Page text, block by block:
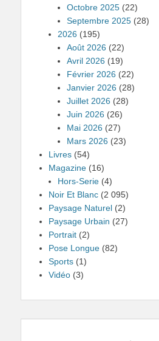
Octobre 2025 (22)
Septembre 2025 (28)
2026 (195)
Août 2026 (22)
Avril 2026 (19)
Février 2026 (22)
Janvier 2026 (28)
Juillet 2026 (28)
Juin 2026 (26)
Mai 2026 (27)
Mars 2026 (23)
Livres (54)
Magazine (16)
Hors-Serie (4)
Noir Et Blanc (2 095)
Paysage Naturel (2)
Paysage Urbain (27)
Portrait (2)
Pose Longue (82)
Sports (1)
Vidéo (3)